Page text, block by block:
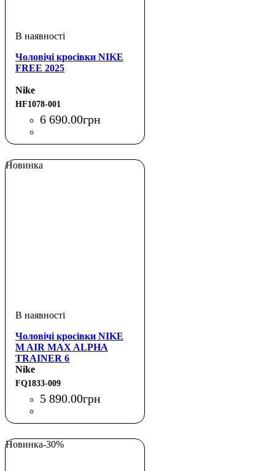
Чоловічі кросівки NIKE
FREE 2025
Nike
HF1078-001
6 690.00грн
Новинка
Чоловічі кросівки NIKE
M AIR MAX ALPHA
TRAINER 6
Nike
FQ1833-009
5 890.00грн
Новинка-30%